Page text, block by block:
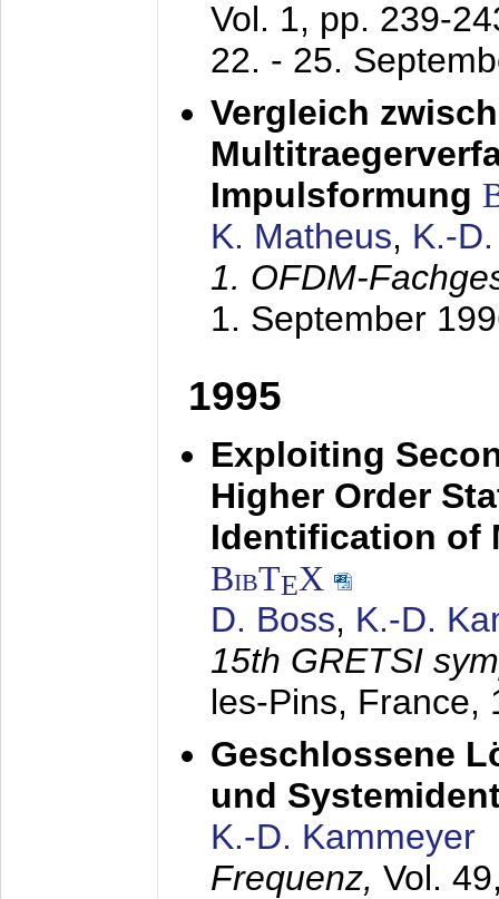
Vol. 1, pp. 239-
22. - 25.
Vergleich
Impulsformung
K. Matheus, K.-
1. OFDM-
1. September
1995
Exploiting
Higher Order
Identification of
BibTEX
D. Boss, K.-D.
15th GRETSI
les-Pins, France,
Geschlossene
und
K.-D. Kammeyer
Frequenz, Vol.